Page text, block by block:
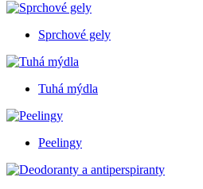
Sprchové gely
Tuhá mýdla
Peelingy